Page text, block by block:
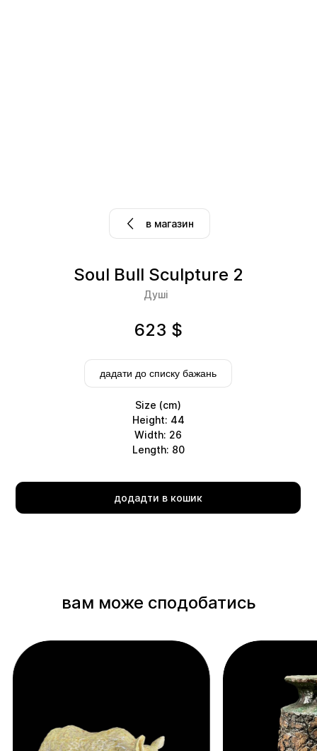
в магазин
Soul Bull Sculpture 2
Душі
623 $
дадати до списку бажань
Size (cm)
Height: 44
Width: 26
Length: 80
додадти в кошик
вам може сподобатись